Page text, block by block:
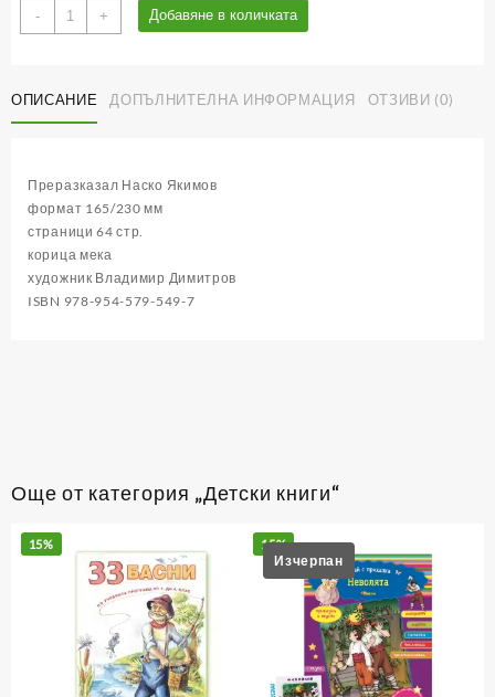
-
количество
за
приказки
кн.
лично
обръщение)
+ Добавяне в количката
ОПИСАНИЕ ДОПЪЛНИТЕЛНА ИНФОРМАЦИЯ ОТЗИВИ (0)
Преразказал Наско Якимов
формат 165/230 мм
страници 64 стр.
корица мека
художник Владимир Димитров
ISBN 978-954-579-549-7
Още от категория „Детски книги“
15% 15%